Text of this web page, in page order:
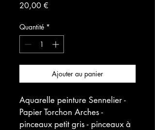
20,00 €
Quantité *
Ajouter au panier
Aquarelle peinture Sennelier -
Papier Torchon Arches -
pinceaux petit gris - pinceaux à